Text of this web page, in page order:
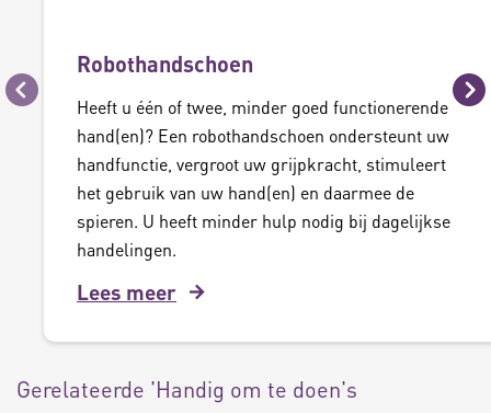
Vorige
Robothandschoen
Heeft u één of twee, minder goed functionerende
hand(en)? Een robothandschoen ondersteunt uw
handfunctie, vergroot uw grijpkracht, stimuleert
het gebruik van uw hand(en) en daarmee de
spieren. U heeft minder hulp nodig bij dagelijkse
handelingen.
Lees meer
Gerelateerde 'Handig om te doen's